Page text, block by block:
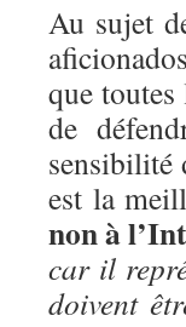
Au sujet
que
de
sensibilité
est la
non à
car il
doivent